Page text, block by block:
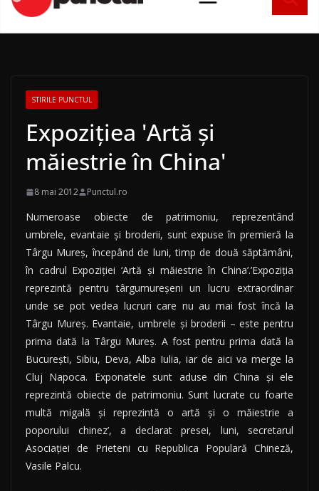
conținut
STIRILE PUNCTUL
Expoziţiea 'Artă şi
măiestrie în China'
8 mai 2012 Punctul.ro
Numeroase obiecte de patrimoniu, reprezentând
umbrele, evantaie şi broderii, sunt expuse în premieră la
Târgu Mureş, începând de luni, timp de două săptămâni,
în cadrul Expoziţiei ‘Artă şi măiestrie în China’.’Expoziţia
reprezintă pentru târgumureşeni un lucru extraordinar
unde se pot vedea lucruri care nu au mai fost încă la
Târgu Mureş. Evantaie, umbrele şi broderii – este pentru
prima dată la Târgu Mureş. A fost pentru prima dată la
Bucureşti, Sibiu, Deva, Alba Iulia, iar de aici va merge la
Cluj Napoca. Exponatele sunt aduse din China şi ele
reprezintă obiecte de patrimoniu. Sunt lucrate cu foarte
multă migală şi reprezintă o artă şi o măiestrie a
poporului chinez’, a declarat presei, luni, secretarul
Asociaţiei de Prieteni cu Republica Populară Chineză,
Vasile Palcu.